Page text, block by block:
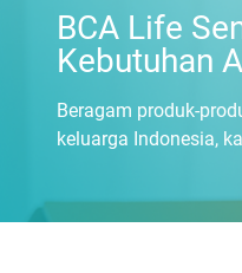
BCA Life
Kebutuhan
Beragam produk-
keluarga Indonesia,